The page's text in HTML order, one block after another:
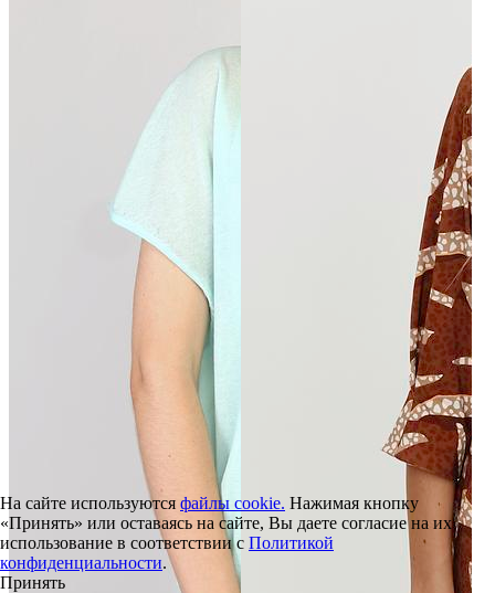
На сайте используются файлы cookie. Нажимая кнопку
«Принять» или оставаясь на сайте, Вы даете согласие на их
использование в соответствии с Политикой
конфиденциальности.
Принять